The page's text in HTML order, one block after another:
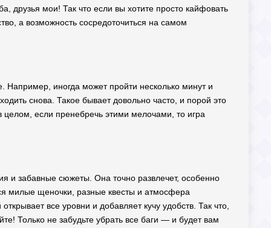
друзья мои! Так что если вы хотите просто кайфовать
а возможность сосредоточиться на самом
иногда может пройти несколько минут и
снова. Такое бывает довольно часто, и порой это
целом, если пренебречь этими мелочами, то игра
и забавные сюжеты. Она точно развлечет, особенно
милые щеночки, разные квесты и атмосфера
все уровни и добавляет кучу удобств. Так что,
Только не забудьте убрать все баги — и будет вам